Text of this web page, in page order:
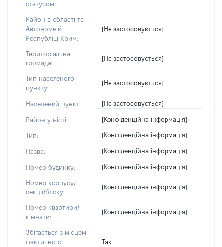
статусом:
Район в області та
Автономній
Республіці Крим:
[Не застосовується]
Територіальна
громада:
[Не застосовується]
Тип населеного
пункту:
[Не застосовується]
Населений пункт: [Не застосовується]
Район у місті: [Конфіденційна інформація]
Тип: [Конфіденційна інформація]
Назва: [Конфіденційна інформація]
Номер будинку: [Конфіденційна інформація]
Номер корпусу/
секції/блоку:
[Конфіденційна інформація]
Номер квартири/
кімнати:
[Конфіденційна інформація]
Збігається з місцем
фактичного
Так